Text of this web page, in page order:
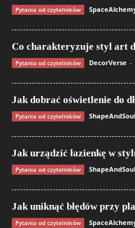
Pytania od czytelników
Co charakteryzuje styl art
Pytania od czytelników DecorVerse -
Jak dobrać oświetlenie do
Pytania od czytelników ShapeAndSoul
Jak urządzić łazienkę w
Pytania od czytelników ShapeAndSoul
Jak uniknąć błędów przy
Pytania od czytelników